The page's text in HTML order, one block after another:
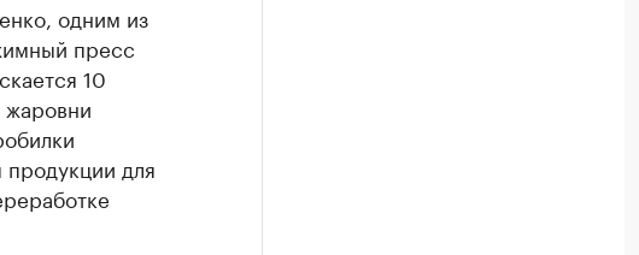
одним из
пресс
10
жаровни
для